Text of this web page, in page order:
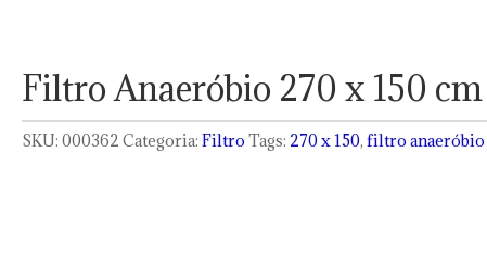
Filtro Anaeróbio 270 x 150 cm
SKU: 000362 Categoria: Filtro Tags: 270 x 150, filtro anaeróbio